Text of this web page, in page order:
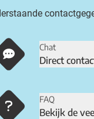
Chat
Direct
FAQ
Bekijk de